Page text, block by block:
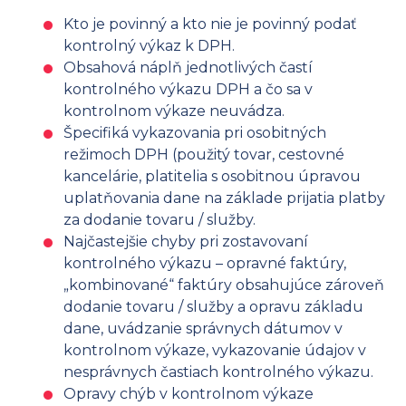
Kto je povinný a kto nie je povinný podať
kontrolný výkaz k DPH.
Obsahová náplň jednotlivých častí
kontrolného výkazu DPH a čo sa v
kontrolnom výkaze neuvádza.
Špecifiká vykazovania pri osobitných
režimoch DPH (použitý tovar, cestovné
kancelárie, platitelia s osobitnou úpravou
uplatňovania dane na základe prijatia platby
za dodanie tovaru / služby.
Najčastejšie chyby pri zostavovaní
kontrolného výkazu – opravné faktúry,
„kombinované“ faktúry obsahujúce zároveň
dodanie tovaru / služby a opravu základu
dane, uvádzanie správnych dátumov v
kontrolnom výkaze, vykazovanie údajov v
nesprávnych častiach kontrolného výkazu.
Opravy chýb v kontrolnom výkaze